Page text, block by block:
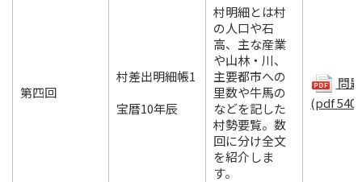
第四回
村差出明細帳1
宝暦10年辰
村明細とは村
の人口や石
高、主な産業
や山林・川、
主要都市への
里数や牛馬の
などを記した
村勢要覧。数
回に分け全文
を紹介しま
す。
問
(pdf 540